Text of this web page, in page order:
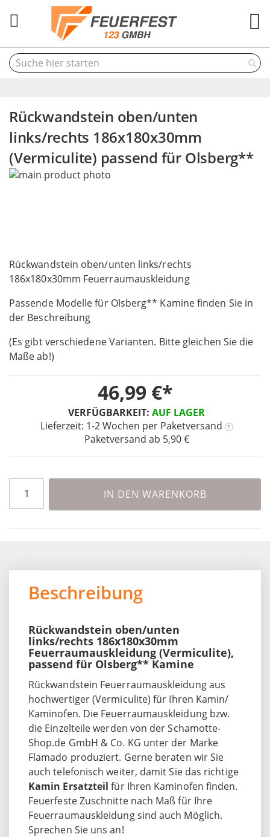
Rückwandstein oben/unten
links/rechts 186x180x30mm
(Vermiculite) passend für Olsberg**
Rückwandstein oben/unten links/rechts
186x180x30mm Feuerraumauskleidung
Passende Modelle für Olsberg** Kamine finden Sie in
der Beschreibung
(Es gibt verschiedene Varianten. Bitte gleichen Sie die
Maße ab!)
VERFÜGBARKEIT: AUF LAGER
Lieferzeit: 1-2 Wochen per Paketversand ?
Paketversand ab 5,90 €
46,99 €
IN DEN WARENKORB
Skip
gallery
to
the
of
the
gallery
Beschreibung
Rückwandstein oben/unten
links/rechts 186x180x30mm
Feuerraumauskleidung (Vermiculite),
passend für Olsberg** Kamine
Rückwandstein Feuerraumauskleidung aus
hochwertiger (Vermiculite) für Ihren Kamin/
Kaminofen. Die Feuerraumauskleidung bzw.
die Einzelteile werden von der Schamotte-
Shop.de GmbH & Co. KG unter der Marke
Flamado produziert. Gerne beraten wir Sie
auch telefonisch weiter, damit Sie das richtige
Kamin Ersatzteil für Ihren Kaminofen finden.
Feuerfeste Zuschnitte nach Maß für Ihre
Feuerraumauskleidung sind auch Möglich.
Sprechen Sie uns an!